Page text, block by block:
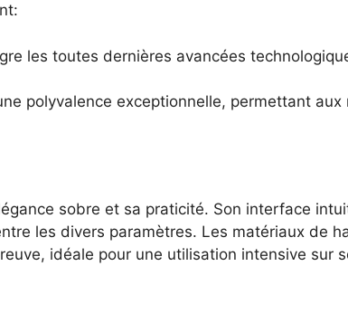
les toutes dernières avancées
polyvalence exceptionnelle, permettant aux
sobre et sa praticité. Son interface
les divers paramètres. Les matériaux de
idéale pour une utilisation intensive sur